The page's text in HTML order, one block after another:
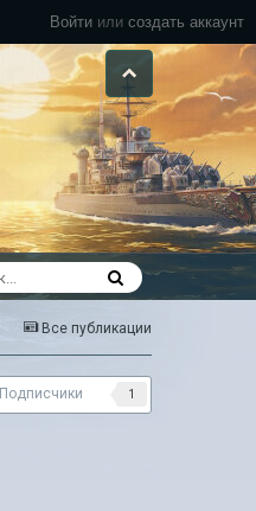
Войти или создать аккаунт
Все публикации
Подписчики 1